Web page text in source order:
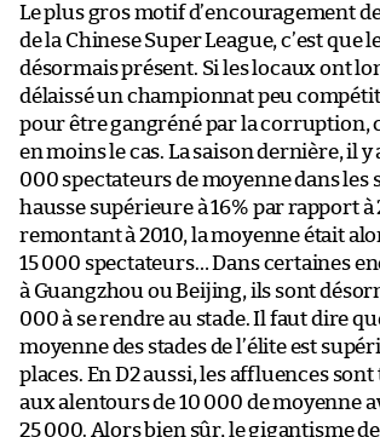
Le plus gros motif d’encouragement
de la Chinese Super League, c’est que
désormais présent. Si les locaux ont
délaissé un championnat peu
pour être gangréné par la corruption,
en moins le cas. La saison dernière, il y
000 spectateurs de moyenne dans les
hausse supérieure à 16% par rapport à
remontant à 2010, la moyenne était
15 000 spectateurs… Dans certaines
à Guangzhou ou Beijing, ils sont
000 à se rendre au stade. Il faut dire
moyenne des stades de l’élite est
places. En D2 aussi, les affluences
aux alentours de 10 000 de moyenne
25 000. Alors bien sûr, le gigantisme